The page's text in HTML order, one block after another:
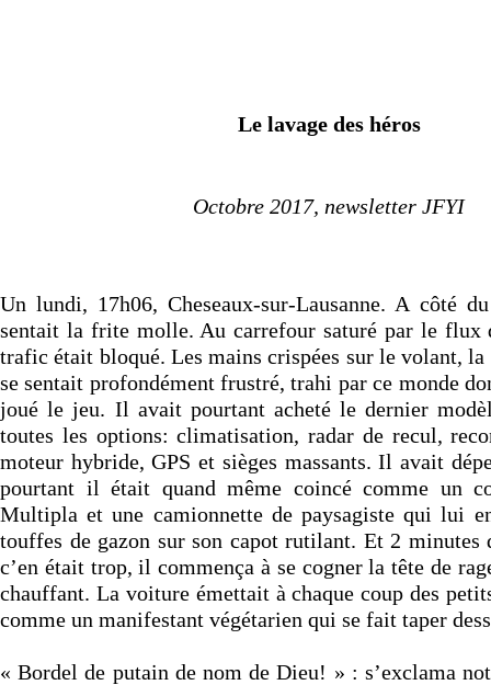
Le lavage des héros
Octobre 2017, newsletter JFYI
Un lundi, 17h06, Cheseaux-sur-Lausanne. A côté
sentait la frite molle. Au carrefour saturé par le flux
trafic était bloqué. Les mains crispées sur le volant,
se sentait profondément frustré, trahi par ce monde
joué le jeu. Il avait pourtant acheté le dernier
toutes les options: climatisation, radar de recul,
moteur hybride, GPS et sièges massants. Il avait
pourtant il était quand même coincé comme un
Multipla et une camionnette de paysagiste qui lui
touffes de gazon sur son capot rutilant. Et 2 minutes
c’en était trop, il commença à se cogner la tête de
chauffant. La voiture émettait à chaque coup des
comme un manifestant végétarien qui se fait taper
« Bordel de putain de nom de Dieu! » : s’exclama